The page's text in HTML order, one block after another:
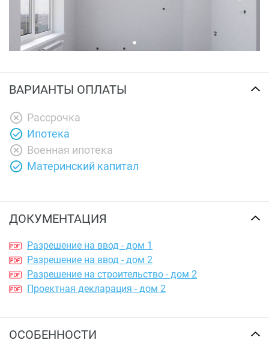
ВАРИАНТЫ ОПЛАТЫ
Рассрочка
Ипотека
Военная ипотека
Материнский капитал
ДОКУМЕНТАЦИЯ
Разрешение на ввод - дом 1
Разрешение на ввод - дом 2
Разрешение на строительство - дом 2
Проектная декларация - дом 2
ОСОБЕННОСТИ